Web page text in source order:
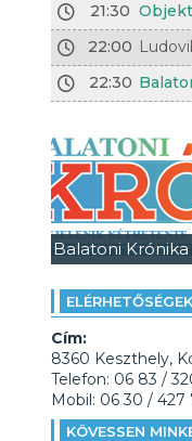
21:30
22:00
22:30
Balatoni
ELÉRHETŐSÉGEK
Cím:
8360 Keszthely,
Telefon: 06 83 /
Mobil: 06 30 / 427
KÖVESSEN